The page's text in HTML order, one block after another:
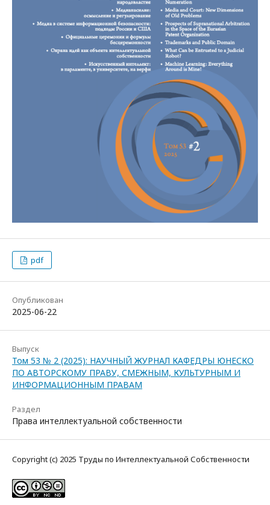
pdf
Опубликован
2025-06-22
Выпуск
Том 53 № 2 (2025): НАУЧНЫЙ ЖУРНАЛ КАФЕДРЫ ЮНЕСКО
ПО АВТОРСКОМУ ПРАВУ, СМЕЖНЫМ, КУЛЬТУРНЫМ И
ИНФОРМАЦИОННЫМ ПРАВАМ
Раздел
Права интеллектуальной собственности
Copyright (c) 2025 Труды по Интеллектуальной Собственности